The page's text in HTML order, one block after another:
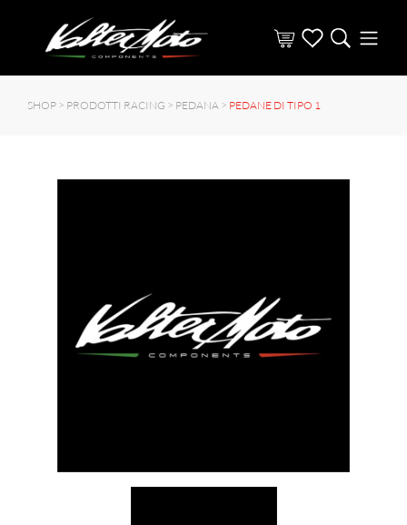
SHOP > PRODOTTI RACING > PEDANA > PEDANE DI TIPO 1